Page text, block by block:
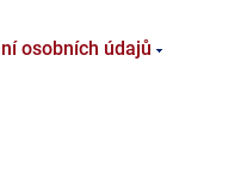
osobních údajů